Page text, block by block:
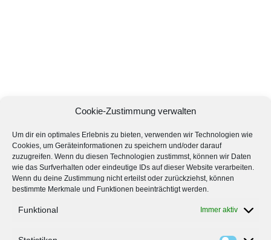
Cookie-Zustimmung verwalten
Um dir ein optimales Erlebnis zu bieten, verwenden wir Technologien wie
Cookies, um Geräteinformationen zu speichern und/oder darauf
zuzugreifen. Wenn du diesen Technologien zustimmst, können wir Daten
wie das Surfverhalten oder eindeutige IDs auf dieser Website verarbeiten.
Wenn du deine Zustimmung nicht erteilst oder zurückziehst, können
bestimmte Merkmale und Funktionen beeinträchtigt werden.
Funktional Immer aktiv